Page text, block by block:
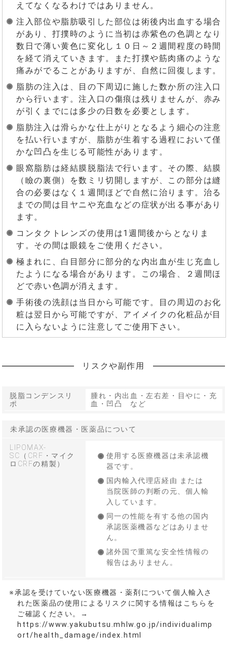
えてなくなるわけではありません。
注入部位や脂肪吸引した部位は術後内出血する場合
があり、打撲時のように当初は赤紫色の色調となり
数日で薄い黄色に変化し１０日～２週間程度の時間
を経て消えていきます。また打撲や筋肉痛のような
痛みがでることがありますが、自然に回復します。
脂肪の注入は、目の下周辺に施した数か所の注入口
から行います。注入口の傷痕は残りませんが、赤み
が引くまでには多少の日数を必要とします。
脂肪注入は滑らかな仕上がりとなるよう細心の注意
を払い行いますが、脂肪が生着する過程において僅
かな凹凸を生じる可能性があります。
眼窩脂肪は経結膜脱脂法で行います。その際、結膜
（瞼の裏側）を数ミリ切開しますが、この部分は縫
合の必要はなく１週間ほどで自然に治ります。治る
までの間は目ヤニや充血などの症状が出る事があり
ます。
コンタクトレンズの使用は1週間後からとなりま
す。その間は眼鏡をご使用ください。
極まれに、白目部分に部分的な内出血が生じ充血し
たようになる場合があります。この場合、２週間ほ
どで赤い色調が消えます。
手術後の洗顔は当日から可能です。目の周辺のお化
粧は翌日から可能ですが、アイメイクの化粧品が目
に入らないように注意してご使用下さい。
リスクや副作用
脱脂コンデンスリ
ポ
腫れ・内出血・左右差・目やに・充
血・凹凸 など
未承認の医療機器・医薬品について
LIPOMAX-
SC（CRF・マイク
ロCRFの精製）
使用する医療機器は未承認機
器です。
国内輸入代理店経由 または
当院医師の判断の元、個人輸
入しています。
同一の性能を有する他の国内
承認医薬機器などはありませ
ん。
諸外国で重篤な安全性情報の
報告はありません。
※承認を受けていない医療機器・薬剤について個人輸入さ
れた医薬品の使用によるリスクに関する情報はこちらを
ご確認ください。→
https://www.yakubutsu.mhlw.go.jp/individualimp
ort/health_damage/index.html